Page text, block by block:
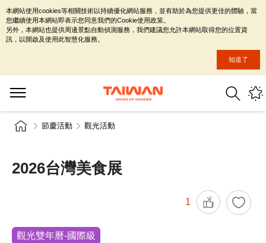
節慶活動 觀光活動
2026台灣美食展
1
觀光雙年曆-國際級
本網站使用cookies等相關技術以持續優化網站服務，並有助於為您提供更佳的體驗，當
您繼續使用本網站即表示您同意我們的Cookie使用政策。
另外，本網站也提供周邊景點自動偵測服務，我們建議您允許本網站取得您的位置資
訊，以開啟及使用此智慧化服務。
知道了